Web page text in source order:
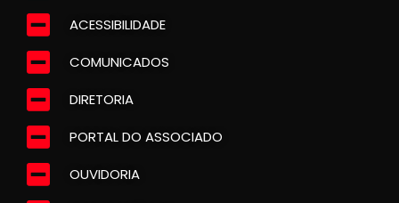
ACESSIBILIDADE
COMUNICADOS
DIRETORIA
PORTAL DO ASSOCIADO
OUVIDORIA